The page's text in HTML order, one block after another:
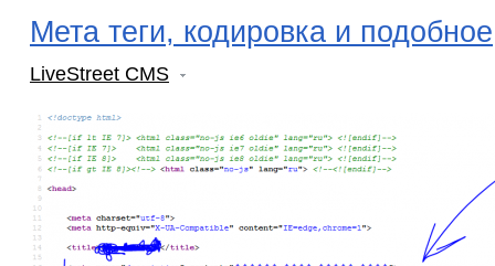
Мета теги, кодировка и подобное
LiveStreet CMS